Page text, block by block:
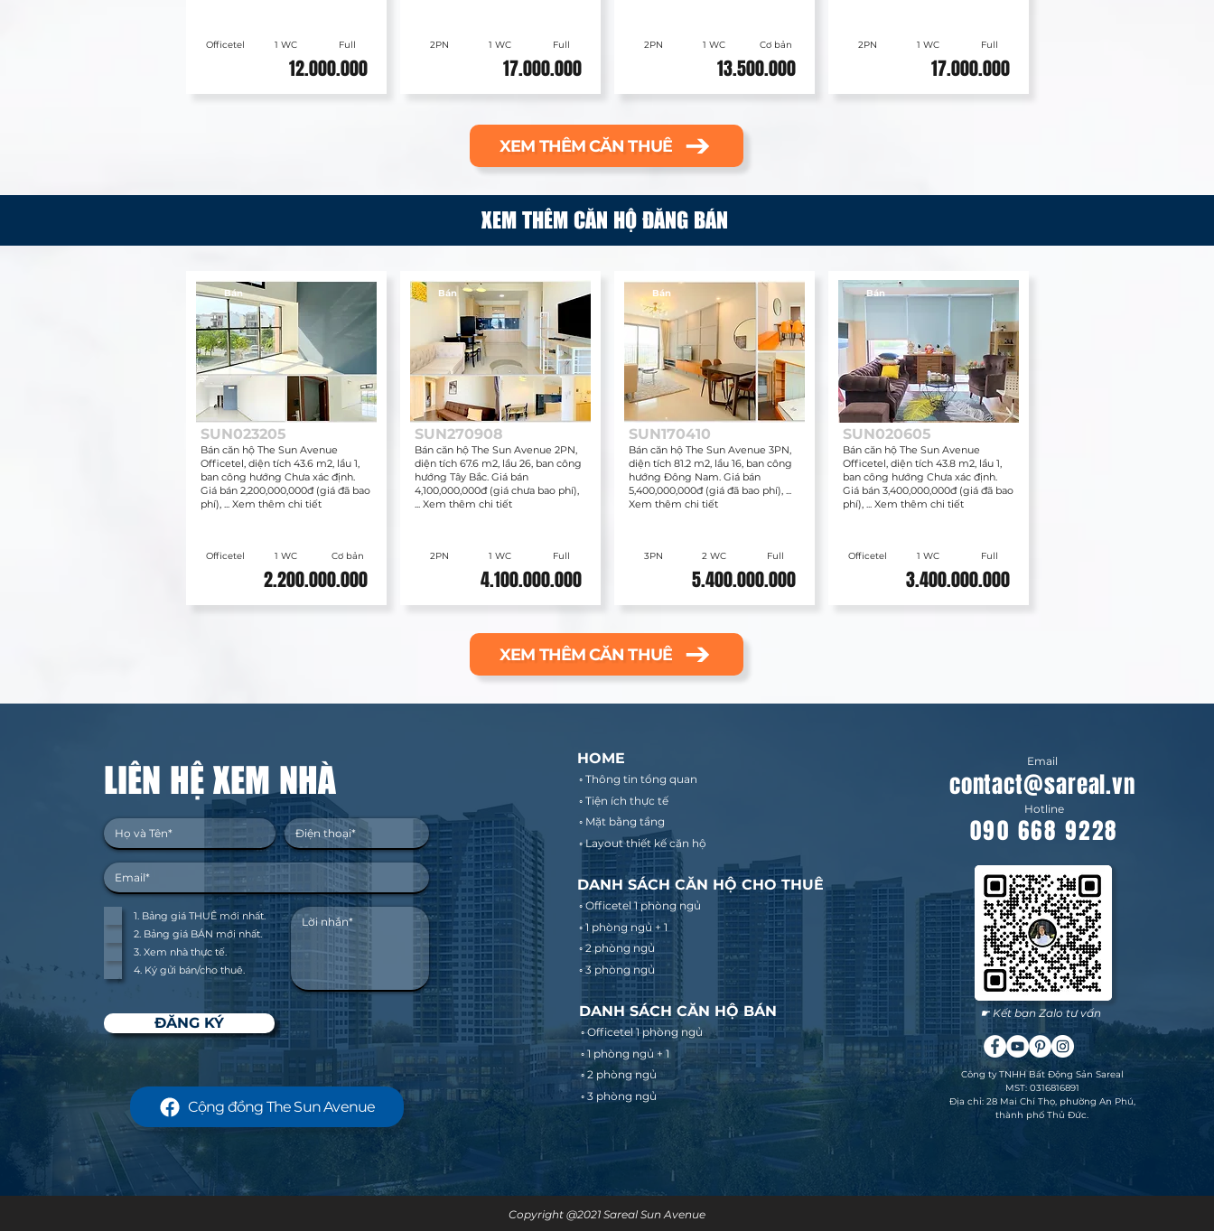
Officetel 1 WC Full
12.000.000
2PN 1 WC Full
17.000.000
2PN 1 WC Cơ bản
13.500.000
2PN 1 WC Full
17.000.000
XEM THÊM CĂN THUÊ
XEM THÊM CĂN HỘ ĐĂNG BÁN
Bán
Bán căn hộ The Sun Avenue
Officetel, diện tích 43.6 m2, lầu 1,
ban công hướng Chưa xác định.
Giá bán 2,200,000,000đ (giá đã bao
phí), ... Xem thêm chi tiết
SUN023205
Officetel 1 WC Cơ bản
2.200.000.000
Bán
Bán căn hộ The Sun Avenue 2PN,
diện tích 67.6 m2, lầu 26, ban công
hướng Tây Bắc. Giá bán
4,100,000,000đ (giá chưa bao phí),
... Xem thêm chi tiết
SUN270908
2PN 1 WC Full
4.100.000.000
Bán
Bán căn hộ The Sun Avenue 3PN,
diện tích 81.2 m2, lầu 16, ban công
hướng Đông Nam. Giá bán
5,400,000,000đ (giá đã bao phí), ...
Xem thêm chi tiết
SUN170410
3PN 2 WC Full
5.400.000.000
Bán
Bán căn hộ The Sun Avenue
Officetel, diện tích 43.8 m2, lầu 1,
ban công hướng Chưa xác định.
Giá bán 3,400,000,000đ (giá đã bao
phí), ... Xem thêm chi tiết
SUN020605
Officetel 1 WC Full
3.400.000.000
XEM THÊM CĂN THUÊ
LIÊN HỆ XEM NHÀ
1. Bảng giá THUÊ mới nhất.
2. Bảng giá BÁN mới nhất.
3. Xem nhà thực tế.
4. Ký gửi bán/cho thuê.
ĐĂNG KÝ
Cộng đồng The Sun Avenue
HOME
◦ Thông tin tổng quan
◦ Tiện ích thực tế
◦ Mặt bằng tầng
◦ Layout thiết kế căn hộ
DANH SÁCH CĂN HỘ CHO THUÊ
◦ Officetel 1 phòng ngủ
◦ 1 phòng ngủ + 1
◦ 2 phòng ngủ
◦ 3 phòng ngủ
DANH SÁCH CĂN HỘ BÁN
◦ Officetel 1 phòng ngủ
◦ 1 phòng ngủ + 1
◦ 2 phòng ngủ
◦ 3 phòng ngủ
Email
contact@sareal.vn
Hotline
090 668 9228
☛ Kết bạn Zalo tư vấn
Công ty TNHH Bất Động Sản Sareal
MST: 0316816891
Địa chỉ: 28 Mai Chí Thọ, phường An Phú,
thành phố Thủ Đức.
Copyright @2021 Sareal Sun Avenue